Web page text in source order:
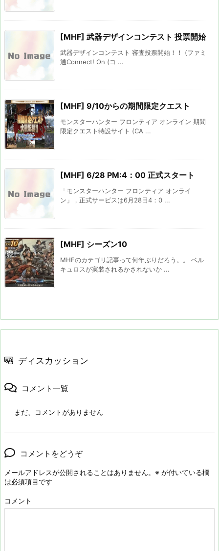
[MHF] 武器デザインコンテスト 投票開始
武器デザインコンテスト 審査投票開始！！ (ファミ
通Connect! On (コ ...
[MHF] 9/10からの期間限定クエスト
モンスターハンター フロンティア オンライン 期間
限定クエスト特設サイト (CA ...
[MHF] 6/28 PM:4：00 正式スタート
「モンスターハンター フロンティア オンライ
ン」，正式サービスは6月28日4：0 ...
[MHF] シーズン10
MHFのカテゴリ記事って何年ぶりだろう。。 ベル
キュロスが実装されるかされないか ...
ディスカッション
コメント一覧
まだ、コメントがありません
コメントをどうぞ
メールアドレスが公開されることはありません。 ※ が付いている欄
は必須項目です
コメント